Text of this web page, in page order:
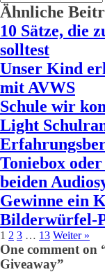
Ähnliche
10 Sätze, die
solltest
Unser Kind
mit AVWS
Schule wir
Light
Toniebox
beiden
Gewinne ein
Bilderwürfel-
1 2 3 … 13 Weiter »
One comment
Giveaway”